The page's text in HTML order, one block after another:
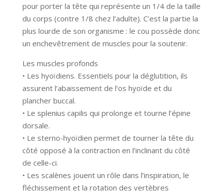
pour porter la tête qui représente un 1/4 de la taille
du corps (contre 1/8 chez l’adulte). C’est la partie la
plus lourde de son organisme : le cou possède donc
un enchevêtrement de muscles pour la soutenir.
Les muscles profonds
• Les hyoïdiens. Essentiels pour la déglutition, ils
assurent l’abaissement de l’os hyoïde et du
plancher buccal.
• Le splenius capilis qui prolonge et tourne l’épine
dorsale.
• Le sterno-hyoïdien permet de tourner la tête du
côté opposé à la contraction en l’inclinant du côté
de celle-ci.
• Les scalènes jouent un rôle dans l’inspiration, le
fléchissement et la rotation des vertèbres